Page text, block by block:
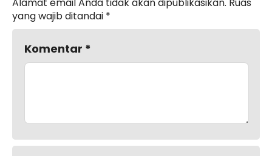
yang wajib ditandai *
Komentar *